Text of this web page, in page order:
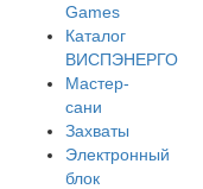
Games
Каталог
ВИСПЭНЕРГО
Мастер-
сани
Захваты
Электронный
блок